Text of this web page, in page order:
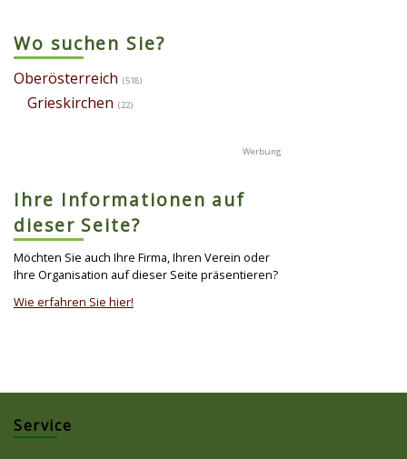
Wo suchen Sie?
Oberösterreich (518)
Grieskirchen (22)
Ihre Informationen auf
dieser Seite?
Möchten Sie auch Ihre Firma, Ihren Verein oder
Ihre Organisation auf dieser Seite präsentieren?
Wie erfahren Sie hier!
Service